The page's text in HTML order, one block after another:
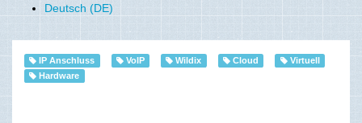
Deutsch (DE)
IP Anschluss VoIP Wildix Cloud
Virtuell
Hardware